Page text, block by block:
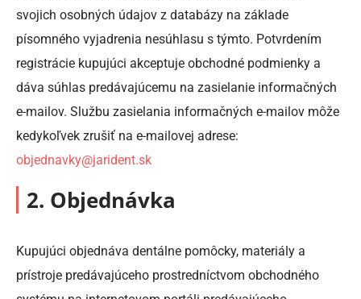
svojich osobných údajov z databázy na základe
písomného vyjadrenia nesúhlasu s týmto. Potvrdením
registrácie kupujúci akceptuje obchodné podmienky a
dáva súhlas predávajúcemu na zasielanie informačných
e-mailov. Službu zasielania informačných e-mailov môže
kedykoľvek zrušiť na e-mailovej adrese:
objednavky@jarident.sk
2. Objednávka
Kupujúci objednáva dentálne pomôcky, materiály a
prístroje predávajúceho prostredníctvom obchodného